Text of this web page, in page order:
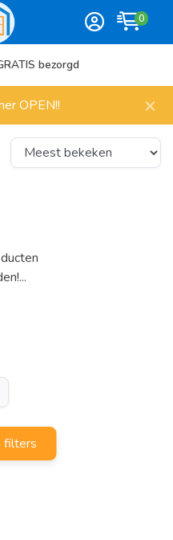
0
bezorgd
OPEN!! ×
filters